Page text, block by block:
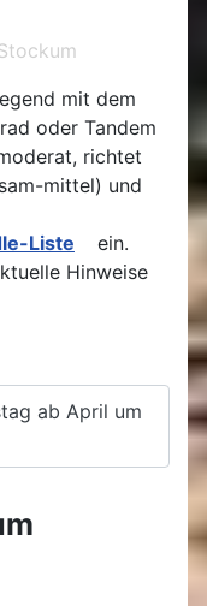
mit dem
oder Tandem
richtet
mittel) und
Liste
ein.
Hinweise
ab April um